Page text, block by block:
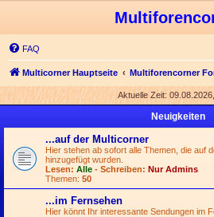
FAQ
Multicorner Hauptseite Multiforencorner
Aktuelle Zeit:
Neuigkeiten
...auf der Multicorner
Hier stehen ab sofort alle Themen, die auf
hinzugefügt wurden.
Lesen: Alle - Schreiben: Nur Admins
Themen: 50
...im Fernsehen
Hier könnt Ihr interessante Sendungen im